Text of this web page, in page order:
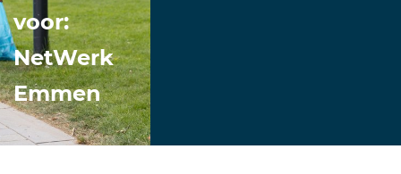
voor:
NetWerk
Emmen